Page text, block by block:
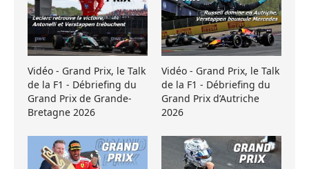
Vidéo - Grand Prix, le Talk
de la F1 - Débriefing du
Grand Prix de Grande-
Bretagne 2026
Vidéo - Grand Prix, le Talk
de la F1 - Débriefing du
Grand Prix d’Autriche
2026